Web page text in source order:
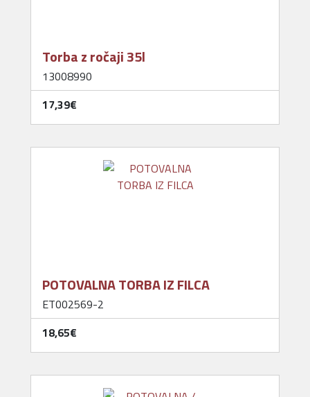
Torba z ročaji 35l
13008990
17,39‎€
POTOVALNA TORBA IZ FILCA
ET002569-2
18,65‎€